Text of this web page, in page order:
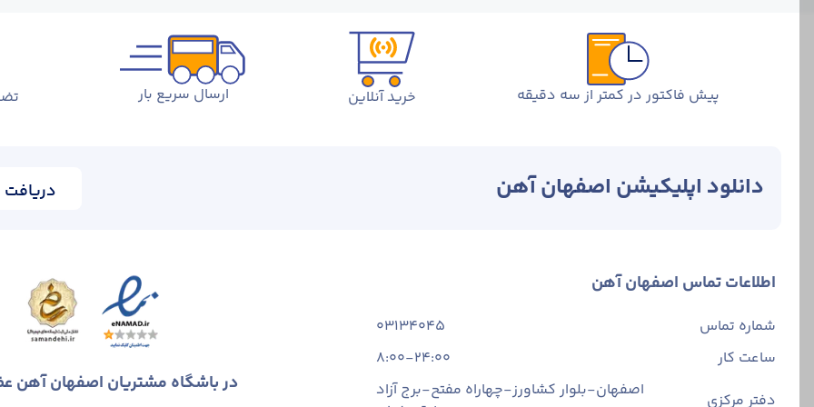
پیش فاکتور در کمتر از سه دقیقه خرید آنلاین ارسال سریع بار
دانلود اپلیکیشن اصفهان آهن دریافت
اطلاعات تماس اصفهان آهن
شماره تماس
03134045
ساعت کار
8:00-24:00
دفتر مرکزی
اصفهان-بلوار کشاورز-چهاراه مفتح-برج آزاد
در باشگاه مشتریان اصفهان آهن